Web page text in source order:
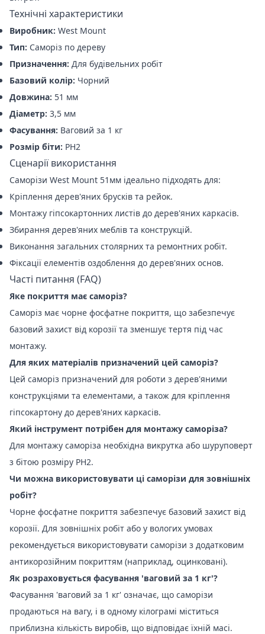
Технічні характеристики
Виробник: West Mount
Тип: Саморіз по дереву
Призначення: Для будівельних робіт
Базовий колір: Чорний
Довжина: 51 мм
Діаметр: 3,5 мм
Фасування: Ваговий за 1 кг
Розмір біти: PH2
Сценарії використання
Саморізи West Mount 51мм ідеально підходять для:
Кріплення дерев'яних брусків та рейок.
Монтажу гіпсокартонних листів до дерев'яних каркасів.
Збирання дерев'яних меблів та конструкцій.
Виконання загальних столярних та ремонтних робіт.
Фіксації елементів оздоблення до дерев'яних основ.
Часті питання (FAQ)
Яке покриття має саморіз?
Саморіз має чорне фосфатне покриття, що забезпечує
базовий захист від корозії та зменшує тертя під час
монтажу.
Для яких матеріалів призначений цей саморіз?
Цей саморіз призначений для роботи з дерев'яними
конструкціями та елементами, а також для кріплення
гіпсокартону до дерев'яних каркасів.
Який інструмент потрібен для монтажу саморіза?
Для монтажу саморіза необхідна викрутка або шуруповерт
з бітою розміру PH2.
Чи можна використовувати ці саморізи для зовнішніх
робіт?
Чорне фосфатне покриття забезпечує базовий захист від
корозії. Для зовнішніх робіт або у вологих умовах
рекомендується використовувати саморізи з додатковим
антикорозійним покриттям (наприклад, оцинковані).
Як розраховується фасування 'ваговий за 1 кг'?
Фасування 'ваговий за 1 кг' означає, що саморізи
продаються на вагу, і в одному кілограмі міститься
приблизна кількість виробів, що відповідає їхній масі.